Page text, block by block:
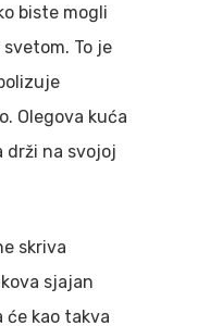
biste mogli
To je
Olegova kuća
drži na svojoj
skriva
sjajan
će kao takva